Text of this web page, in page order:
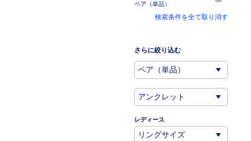
ペア（単品）
検索条件を全て取り消す
さらに絞り込む
レディース